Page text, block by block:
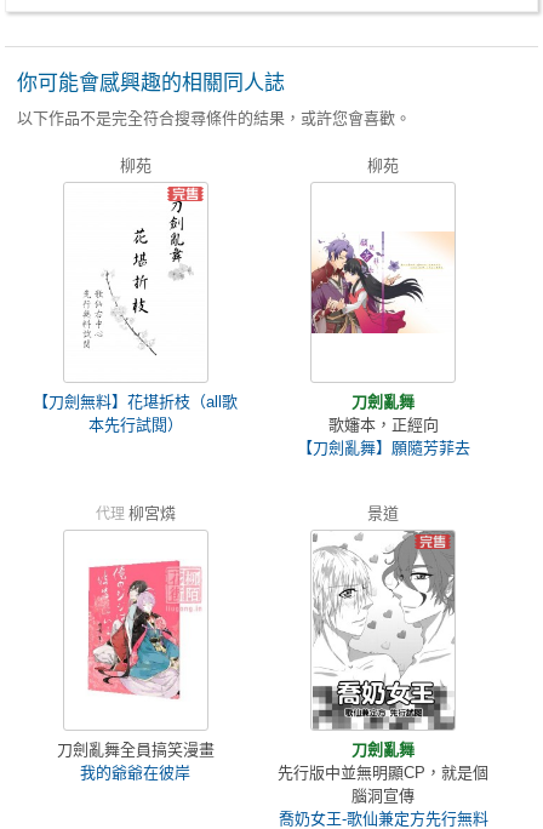
你可能會感興趣的相關同人誌
以下作品不是完全符合搜尋條件的結果，或許您會喜歡。
柳苑
【刀劍無料】花堪折枝（all歌
本先行試閱）
柳苑
刀劍亂舞
歌嬸本，正經向
【刀劍亂舞】願隨芳菲去
代理 柳宮燐
刀劍亂舞全員搞笑漫畫
我的爺爺在彼岸
景道
刀劍亂舞
先行版中並無明顯CP，就是個
腦洞宣傳
喬奶女王-歌仙兼定方先行無料